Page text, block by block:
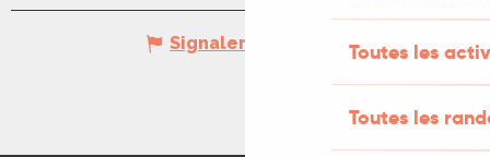
Toutes les
Toutes les
Signaler une erreur